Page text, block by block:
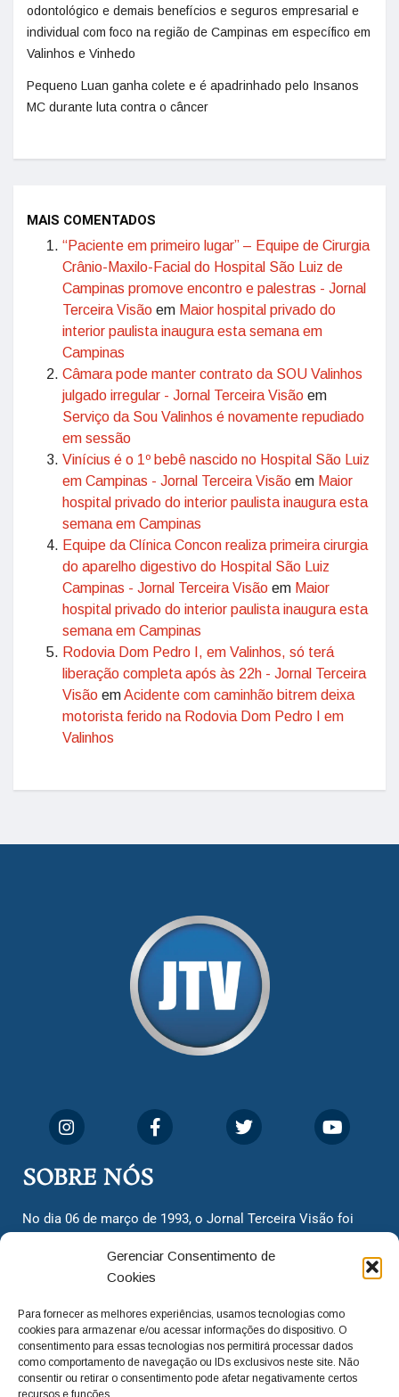
Gerenciar Consentimento de
Cookies
Para fornecer as melhores experiências, usamos tecnologias como
cookies para armazenar e/ou acessar informações do dispositivo. O
consentimento para essas tecnologias nos permitirá processar dados
como comportamento de navegação ou IDs exclusivos neste site. Não
consentir ou retirar o consentimento pode afetar negativamente certos
recursos e funções.
odontológico e demais benefícios e seguros empresarial e
individual com foco na região de Campinas em específico em
Valinhos e Vinhedo
Pequeno Luan ganha colete e é apadrinhado pelo Insanos
MC durante luta contra o câncer
MAIS COMENTADOS
“Paciente em primeiro lugar” – Equipe de Cirurgia
Crânio-Maxilo-Facial do Hospital São Luiz de
Campinas promove encontro e palestras - Jornal
Terceira Visão em Maior hospital privado do
interior paulista inaugura esta semana em
Campinas
Câmara pode manter contrato da SOU Valinhos
julgado irregular - Jornal Terceira Visão em
Serviço da Sou Valinhos é novamente repudiado
em sessão
Vinícius é o 1º bebê nascido no Hospital São Luiz
em Campinas - Jornal Terceira Visão em Maior
hospital privado do interior paulista inaugura esta
semana em Campinas
Equipe da Clínica Concon realiza primeira cirurgia
do aparelho digestivo do Hospital São Luiz
Campinas - Jornal Terceira Visão em Maior
hospital privado do interior paulista inaugura esta
semana em Campinas
Rodovia Dom Pedro I, em Valinhos, só terá
liberação completa após às 22h - Jornal Terceira
Visão emAcidente com caminhão bitrem deixa
motorista ferido na Rodovia Dom Pedro I em
Valinhos
SOBRE NÓS
No dia 06 de março de 1993, o Jornal Terceira Visão foi
cidadãos valinhenses, já que naquela época só existiam
dois jornais. Há mais de 30 anos, o jornal continua
com o foco de trazer as melhores notícias. Nunca
deixamos de lado as necessidades do cidadão, sempre
questionando os órgãos públicos em busca de melhorias
para a cidade e sempre cobrando resoluções para casos